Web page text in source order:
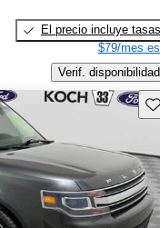
El precio incluye tasas
$79/mes
Verif. disponibilidad